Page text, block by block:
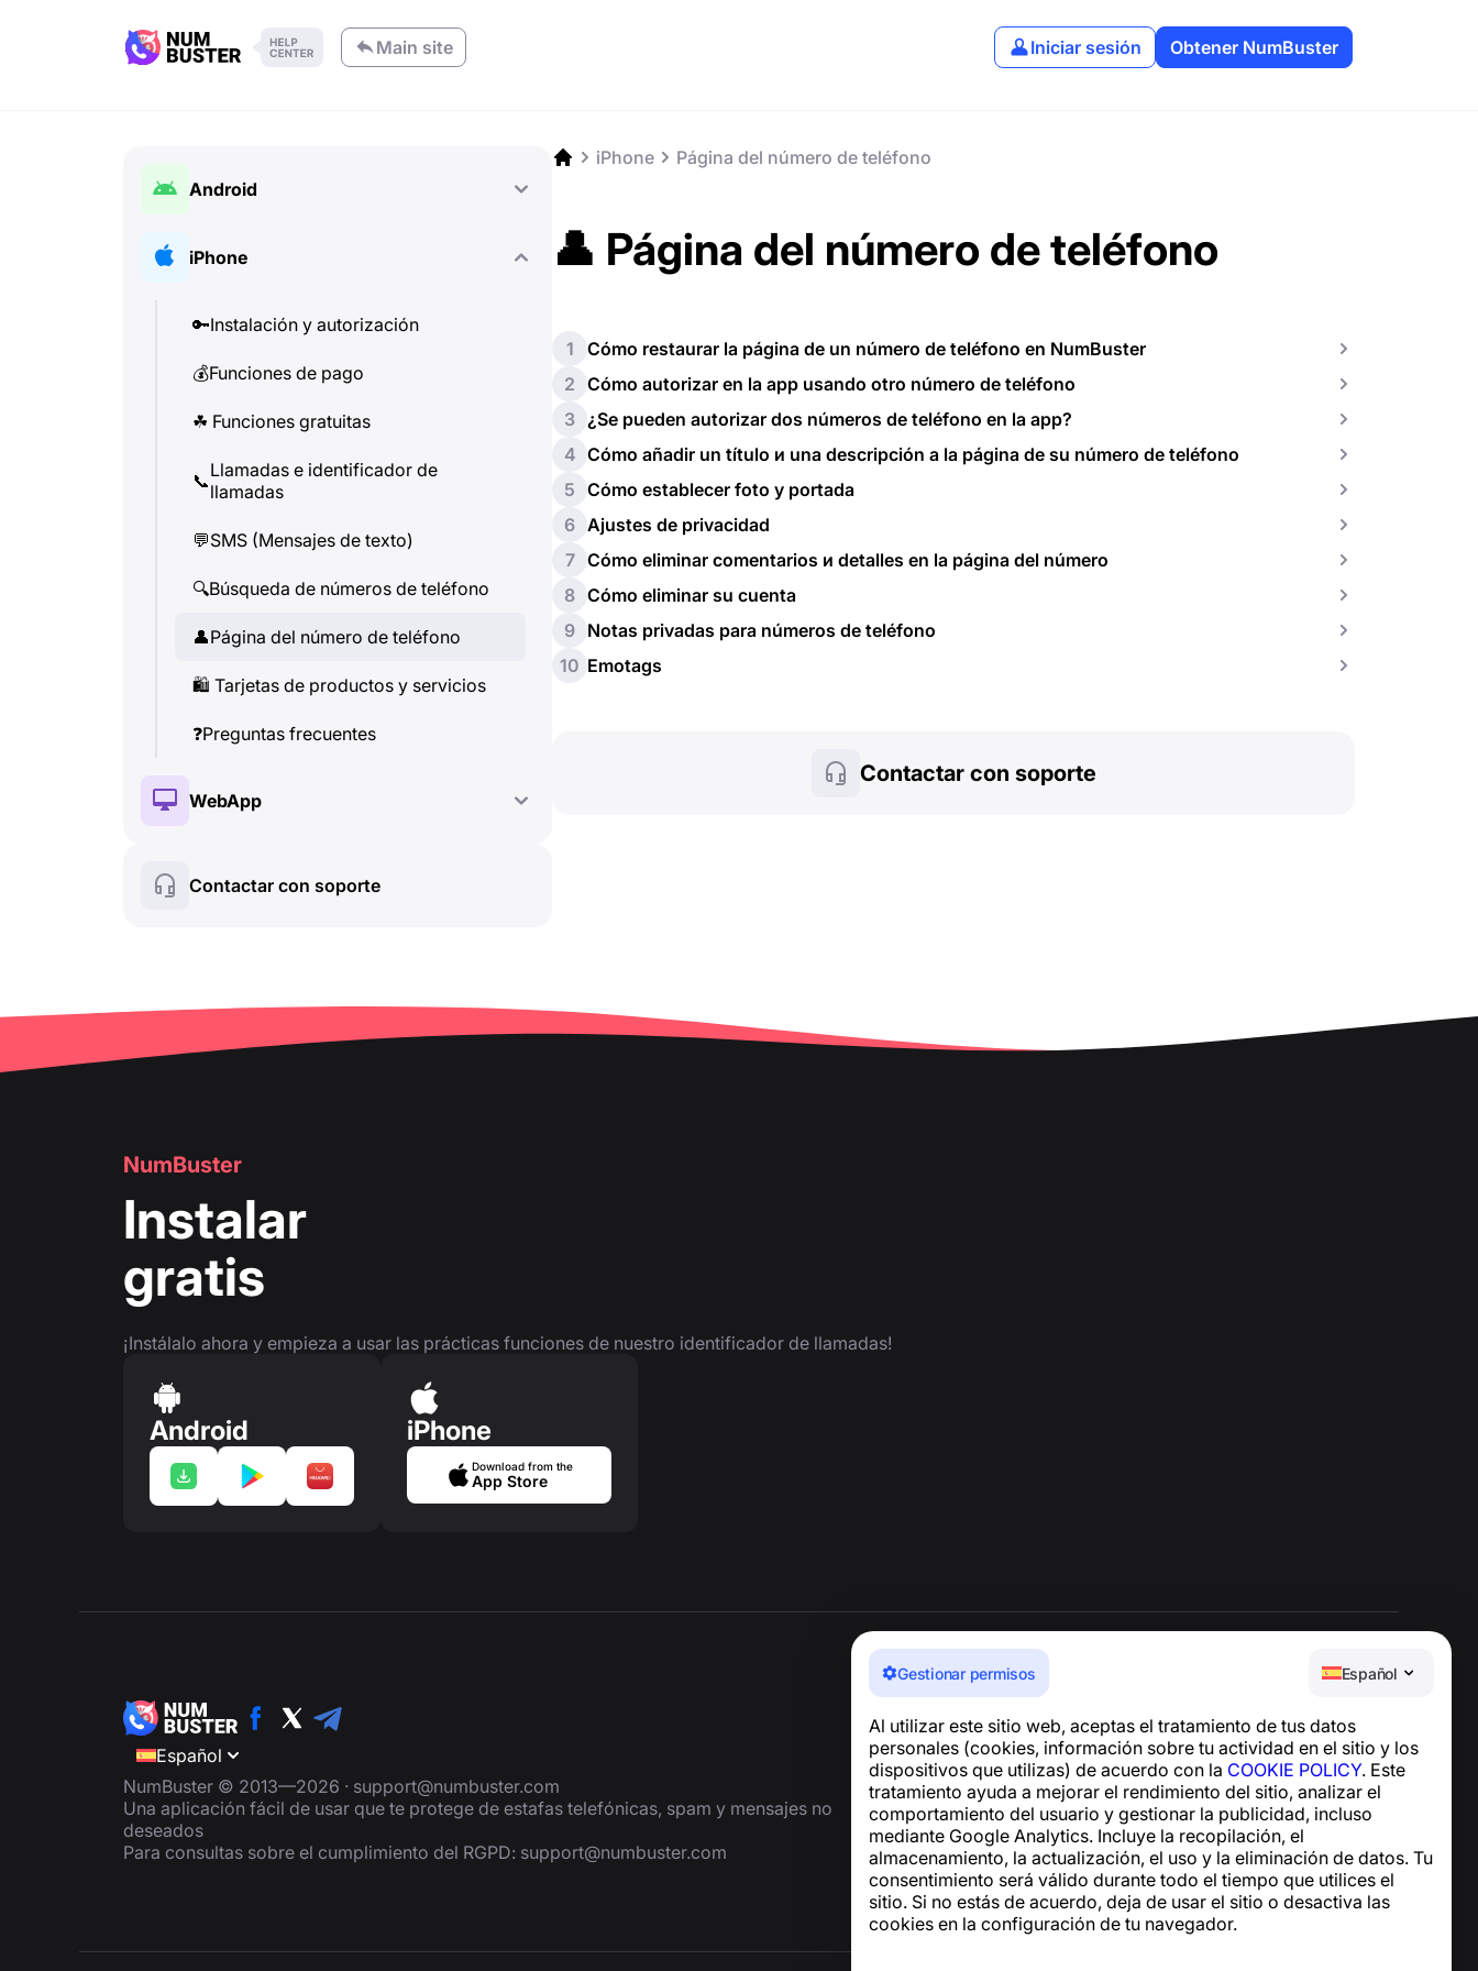
Main site Iniciar sesión Obtener NumBuster
Gestionar permisos Español
Al utilizar este sitio web, aceptas el tratamiento de tus datos
personales (cookies, información sobre tu actividad en el sitio y los
dispositivos que utilizas) de acuerdo con la COOKIE POLICY. Este
tratamiento ayuda a mejorar el rendimiento del sitio, analizar el
comportamiento del usuario y gestionar la publicidad, incluso
mediante Google Analytics. Incluye la recopilación, el
almacenamiento, la actualización, el uso y la eliminación de datos. Tu
consentimiento será válido durante todo el tiempo que utilices el
sitio. Si no estás de acuerdo, deja de usar el sitio o desactiva las
cookies en la configuración de tu navegador.
Android
🔑
llamadas
SMS (Mensajes de texto)
iPhone
🔑Instalación y autorización
💰Funciones de pago
☘ ️ Funciones gratuitas
📞Llamadas e identificador de
llamadas
💬SMS (Mensajes de texto)
🔍Búsqueda de números de teléfono
👤Página del número de teléfono
🛍 ️ Tarjetas de productos y servicios
❓Preguntas frecuentes
WebApp
🔍Búsqueda de números de teléfono
👤Página del número de teléfono
Contactar con soporte
iPhone Página del número de teléfono
👤 Página del número de teléfono
1
Cómo restaurar la página de un número de teléfono en NumBuster
2 Cómo autorizar en la app usando otro número de teléfono
3 ¿Se pueden autorizar dos números de teléfono en la app?
4 Cómo añadir un título и una descripción a la página de su número de teléfono
5 Cómo establecer foto y portada
6 Ajustes de privacidad
7 Cómo eliminar comentarios и detalles en la página del número
8 Cómo eliminar su cuenta
9 Notas privadas para números de teléfono
10 Emotags
Contactar con soporte
NumBuster
Instalar
gratis
¡Instálalo ahora y empieza a usar las prácticas funciones de nuestro identificador de llamadas!
Android iPhone
Download from the
App Store
Español
NumBuster © 2013—2026 · support@numbuster.com
Una aplicación fácil de usar que te protege de estafas telefónicas, spam y mensajes no
deseados
Para consultas sobre el cumplimiento del RGPD: support@numbuster.com
Noticias y artículos
Sobre el proyecto
Contactos